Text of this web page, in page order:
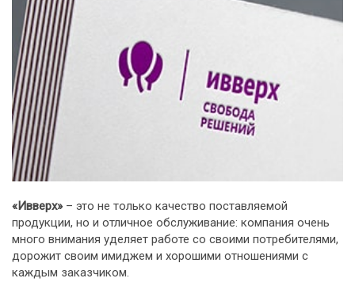
«Ивверх»– это не только качество поставляемой
продукции, но и отличное обслуживание: компания очень
много внимания уделяет работе со своими потребителями,
дорожит своим имиджем и хорошими отношениями с
каждым заказчиком.